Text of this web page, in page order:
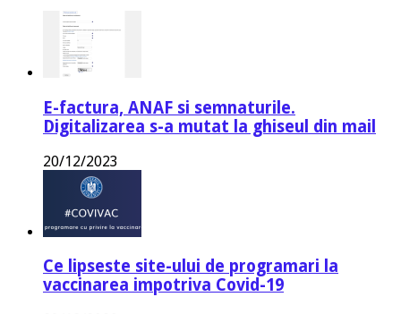
E-factura, ANAF si semnaturile.
Digitalizarea s-a mutat la ghiseul din mail
20/12/2023
Ce lipseste site-ului de programari la
vaccinarea impotriva Covid-19